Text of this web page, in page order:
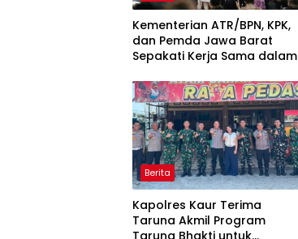
Kementerian ATR/BPN, KPK,
dan Pemda Jawa Barat
Sepakati Kerja Sama dalam
serta Penguatan Ekonomi
Daerah
Berita
Kapolres Kaur Terima
Taruna Akmil Program